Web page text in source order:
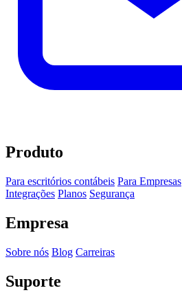
Produto
Para escritórios contábeis Para Empresas
Integrações Planos Segurança
Empresa
Sobre nós Blog Carreiras
Suporte